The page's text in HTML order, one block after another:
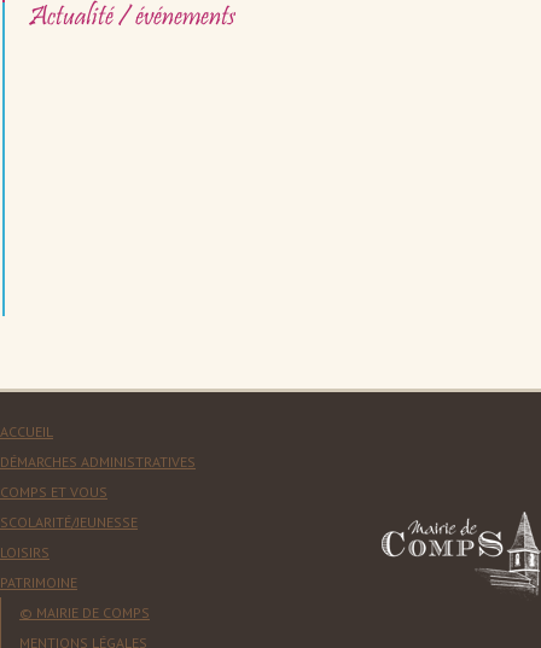
Actualité / événements
ACCUEIL
DÉMARCHES ADMINISTRATIVES
COMPS ET VOUS
SCOLARITÉ/JEUNESSE
LOISIRS
PATRIMOINE
© MAIRIE DE COMPS
MENTIONS LÉGALES